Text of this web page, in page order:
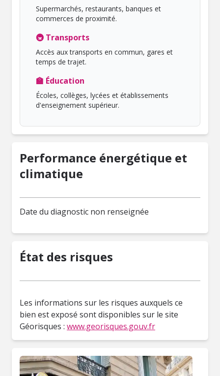
Supermarchés, restaurants, banques et
commerces de proximité.
🚇 Transports
Accès aux transports en commun, gares et
temps de trajet.
🏫 Éducation
Écoles, collèges, lycées et établissements
d'enseignement supérieur.
Performance énergétique et
climatique
Date du diagnostic non renseignée
État des risques
Les informations sur les risques auxquels ce
bien est exposé sont disponibles sur le site
Géorisques : www.georisques.gouv.fr